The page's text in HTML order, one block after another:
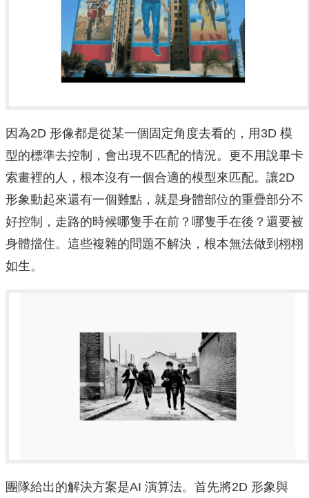
因為2D 形像都是從某一個固定角度去看的，用3D 模
型的標準去控制，會出現不匹配的情況。更不用說畢卡
索畫裡的人，根本沒有一個合適的模型來匹配。讓2D
形象動起來還有一個難點，就是身體部位的重疊部分不
好控制，走路的時候哪隻手在前？哪隻手在後？還要被
身體擋住。這些複雜的問題不解決，根本無法做到栩栩
如生。
團隊給出的解決方案是AI 演算法。首先將2D 形象與